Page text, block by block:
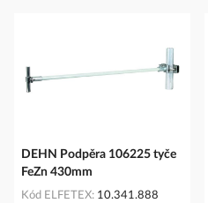
DEHN Podpěra 106225 tyče
FeZn 430mm
Kód ELFETEX 10.341.888